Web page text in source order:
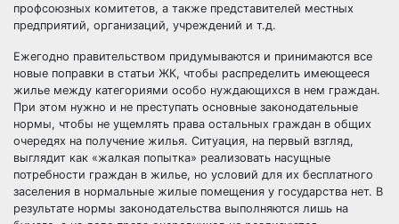
профсоюзных комитетов, а также представителей местных
предприятий, организаций, учреждений и т.д.
Ежегодно правительством придумываются и принимаются все
новые поправки в статьи ЖК, чтобы распределить имеющееся
жилье между категориями особо нуждающихся в нем граждан.
При этом нужно и не преступать основные законодательные
нормы, чтобы не ущемлять права остальных граждан в общих
очередях на получение жилья. Ситуация, на первый взгляд,
выглядит как «жалкая попытка» реализовать насущные
потребности граждан в жилье, но условий для их бесплатного
заселения в нормальные жилые помещения у государства нет. В
результате нормы законодательства выполняются лишь на